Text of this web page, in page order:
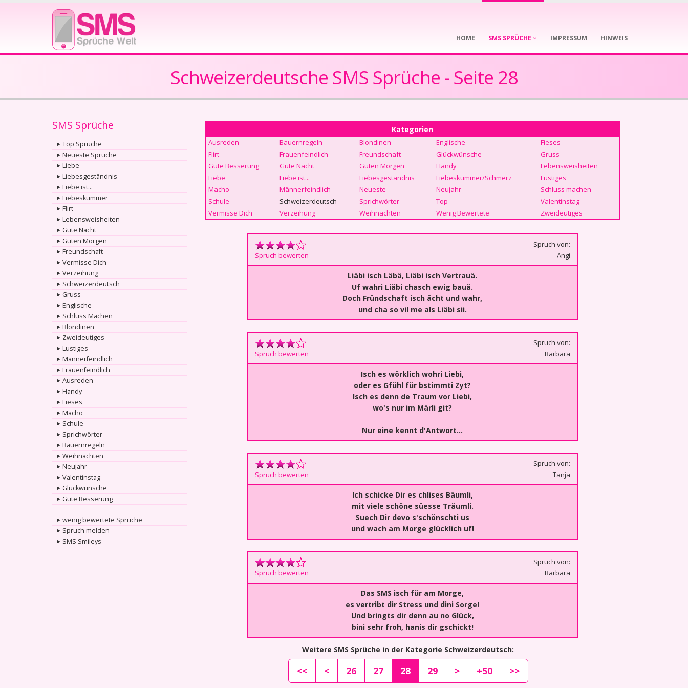
HOME SMS SPRÜCHE IMPRESSUM HINWEIS
Schweizerdeutsche SMS Sprüche - Seite 28
SMS Sprüche
Top Sprüche
Neueste Sprüche
Liebe
Liebesgeständnis
Liebe ist...
Liebeskummer
Flirt
Lebensweisheiten
Gute Nacht
Guten Morgen
Freundschaft
Vermisse Dich
Verzeihung
Schweizerdeutsch
Gruss
Englische
Schluss Machen
Blondinen
Zweideutiges
Lustiges
Männerfeindlich
Frauenfeindlich
Ausreden
Handy
Fieses
Macho
Schule
Sprichwörter
Bauernregeln
Weihnachten
Neujahr
Valentinstag
Glückwünsche
Gute Besserung
wenig bewertete Sprüche
Spruch melden
SMS Smileys
Kategorien
Ausreden Bauernregeln Blondinen Englische
Fieses
Flirt
Frauenfeindlich Freundschaft Glückwünsche
Gruss
Gute Besserung
Gute Nacht Guten Morgen Handy
Lebensweisheiten
Liebe
Liebe ist... Liebesgeständnis Liebeskummer/Schmerz
Lustiges
Macho
Männerfeindlich Neueste Neujahr
Schluss machen
Schule
Schweizerdeutsch Sprichwörter Top
Valentinstag
Vermisse Dich
Verzeihung Weihnachten Wenig Bewertete Zweideutiges
Spruch bewerten
Spruch von:
Angi
Liäbi isch Läbä, Liäbi isch Vertrauä.
Uf wahri Liäbi chasch ewig bauä.
Doch Fründschaft isch ächt und wahr,
und cha so vil me als Liäbi sii.
Spruch bewerten
Spruch von:
Barbara
Isch es wörklich wohri Liebi,
oder es Gfühl für bstimmti Zyt?
Isch es denn de Traum vor Liebi,
wo's nur im Märli git?
Nur eine kennt d'Antwort...
Spruch bewerten
Spruch von:
Tanja
Ich schicke Dir es chlises Bäumli,
mit viele schöne süesse Träumli.
Suech Dir devo s'schönschti us
und wach am Morge glücklich uf!
Spruch bewerten
Spruch von:
Barbara
Das SMS isch für am Morge,
es vertribt dir Stress und dini Sorge!
Und bringts dir denn au no Glück,
bini sehr froh, hanis dir gschickt!
Weitere SMS Sprüche in der Kategorie Schweizerdeutsch:
<< < 26 27 28 29 > +50 >>